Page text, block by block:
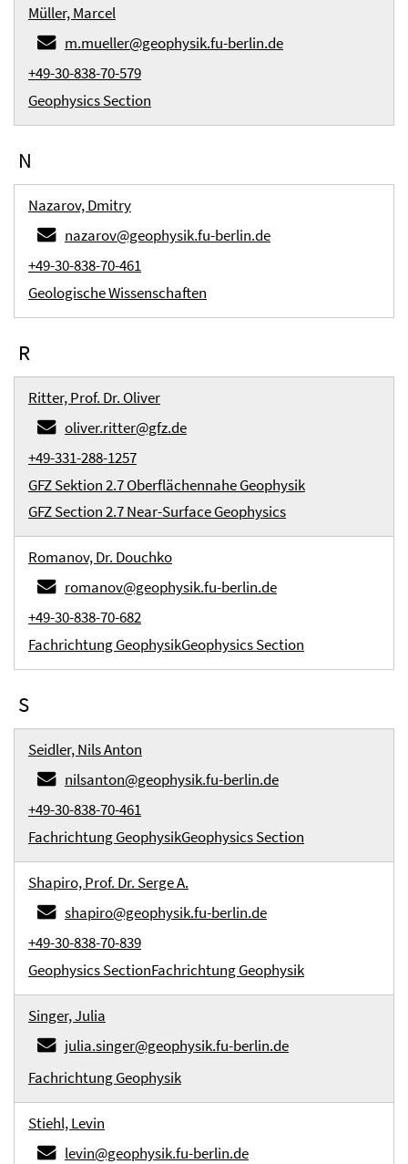
Müller, Marcel
m.mueller@geophysik.fu-berlin.de
+49-30-838-70-579
Geophysics Section
N
Nazarov, Dmitry
nazarov@geophysik.fu-berlin.de
+49-30-838-70-461
Geologische Wissenschaften
R
Ritter, Prof. Dr. Oliver
oliver.ritter@gfz.de
+49-331-288-1257
GFZ Sektion 2.7 Oberflächennahe Geophysik
GFZ Section 2.7 Near-Surface Geophysics
Romanov, Dr. Douchko
romanov@geophysik.fu-berlin.de
+49-30-838-70-682
Fachrichtung GeophysikGeophysics Section
S
Seidler, Nils Anton
nilsanton@geophysik.fu-berlin.de
+49-30-838-70-461
Fachrichtung GeophysikGeophysics Section
Shapiro, Prof. Dr. Serge A.
shapiro@geophysik.fu-berlin.de
+49-30-838-70-839
Geophysics SectionFachrichtung Geophysik
Singer, Julia
julia.singer@geophysik.fu-berlin.de
Fachrichtung Geophysik
Stiehl, Levin
levin@geophysik.fu-berlin.de